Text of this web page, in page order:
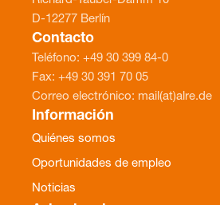
D-12277 Berlín
Contacto
Teléfono: +49 30 399 84-0
Fax: +49 30 391 70 05
Correo electrónico: mail(at)alre.de
Información
Quiénes somos
Oportunidades de empleo
Noticias